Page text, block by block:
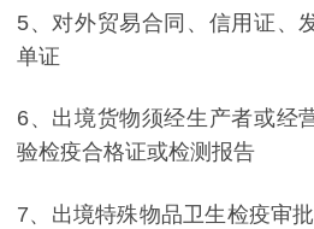
5、对外贸易合同、信用证、
单证
6、出境货物须经生产者或经
验检疫合格证或检测报告
7、出境特殊物品卫生检疫审批